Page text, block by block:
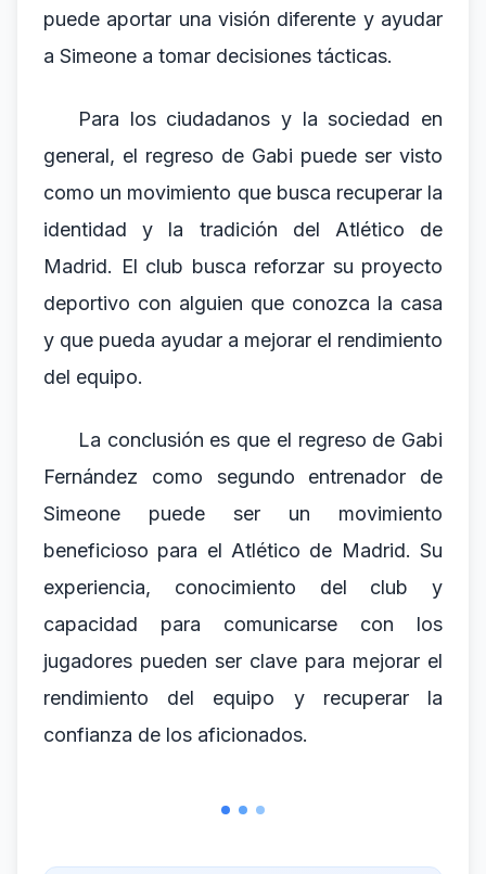
puede aportar una visión diferente y ayudar
a Simeone a tomar decisiones tácticas.
Para los ciudadanos y la sociedad en
general, el regreso de Gabi puede ser visto
como un movimiento que busca recuperar la
identidad y la tradición del Atlético de
Madrid. El club busca reforzar su proyecto
deportivo con alguien que conozca la casa
y que pueda ayudar a mejorar el rendimiento
del equipo.
La conclusión es que el regreso de Gabi
Fernández como segundo entrenador de
Simeone puede ser un movimiento
beneficioso para el Atlético de Madrid. Su
experiencia, conocimiento del club y
capacidad para comunicarse con los
jugadores pueden ser clave para mejorar el
rendimiento del equipo y recuperar la
confianza de los aficionados.